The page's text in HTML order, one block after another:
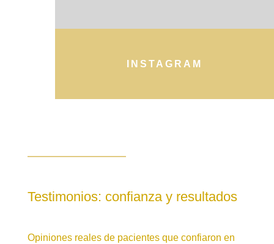
INSTAGRAM
Testimonios: confianza y resultados
Opiniones reales de pacientes que confiaron en